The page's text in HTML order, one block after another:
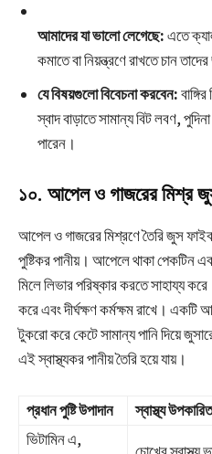
আমাদের যা ভালো লেগেছে:এতে
কমাতে বা নিয়ন্ত্রণে রাখতে চান
যে বিষয়গুলো বিবেচনা করবেন:
স্বাদ বাড়াতে সামান্য বিট লবণ,
পারেন।
১০. আপেল ও গাজরের মিশ্র
আপেল ও গাজরের মিশ্রণে তৈরি জুস
পুষ্টিকর পানীয়। আপেলে থাকা পেকটিন
মিলে লিভার পরিষ্কার করতে সাহায্য
করে এবং দীর্ঘক্ষণ কর্মক্ষম রাখে।
টুকরো করে কেটে সামান্য পানি দিয়ে
এই স্বাস্থ্যকর পানীয় তৈরি হয়ে যায়।
প্রধান পুষ্টি উপাদান স্বাস্থ্য
ভিটামিন এ,